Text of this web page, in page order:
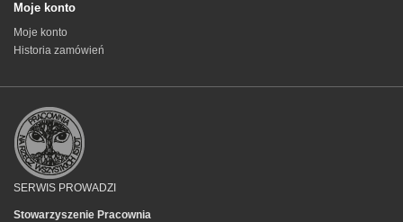
Moje konto
Moje konto
Historia zamówień
SERWIS PROWADZI
Stowarzyszenie Pracownia